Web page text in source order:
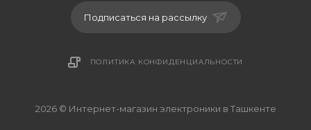
Цвет:Черный
Группа:3-
Подписаться на рассылку
ПОЛИТИКА КОНФИДЕНЦИАЛЬНОСТИ
2026 © Интернет-магазин электроники в Ташкенте